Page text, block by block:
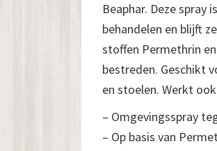
Beaphar. Deze spray
behandelen en blijft
stoffen Permethrin
bestreden. Geschikt
en stoelen. Werkt
– Omgevingsspray
– Op basis van